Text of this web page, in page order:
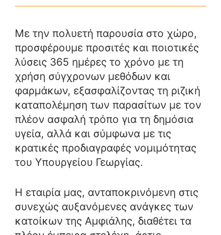
Με την πολυετή παρουσία στο χώρο,
προσφέρουμε προσιτές και ποιοτικές
λύσεις 365 ημέρες το χρόνο με τη
χρήση σύγχρονων μεθόδων και
φαρμάκων, εξασφαλίζοντας τη ριζική
καταπολέμηση των παρασίτων με τον
πλέον ασφαλή τρόπο για τη δημόσια
υγεία, αλλά και σύμφωνα με τις
κρατικές προδιαγραφές νομιμότητας
του Υπουργείου Γεωργίας.
Η εταιρία μας, ανταποκρινόμενη στις
συνεχώς αυξανόμενες ανάγκες των
κατοίκων της Αμφιάλης, διαθέτει τα